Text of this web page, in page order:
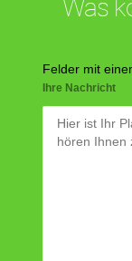
Was
Felder mit
Ihre Nachricht